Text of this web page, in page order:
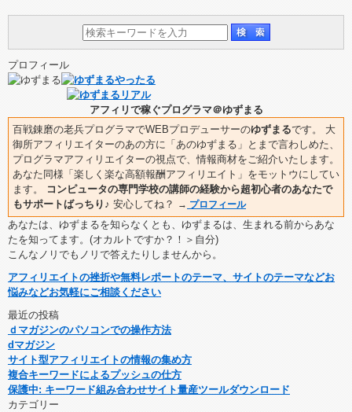
プロフィール
アフィリで稼ぐプログラマ＠ゆずまる
百戦錬磨の老兵プログラマでWEBプロデューサーのゆずまるです。 大
御所アフィリエイターのあの方に「あのゆずまる」とまで言わしめた、
プログラマアフィリエイターの視点で、情報商材をご紹介いたします。
あなた同様「楽しく楽な高額報酬アフィリエイト」をモットウにしてい
ます。
コンピュータの専門学校の講師の経験から超初心者のあなたで
もサポートばっちり♪ 安心してね？ → プロフィール
あなたは、ゆずまるを知らなくとも、ゆずまるは、生まれる前からあな
たを知ってます。(オカルトですか？！＞自分)
こんなノリでもノリで答えたりしませんから。
アフィリエイトの挫折や無料レポートのテーマ、サイトのテーマなどお
悩みなどお気軽にご相談ください
最近の投稿
ｄマガジンのパソコンでの操作方法
dマガジン
サイト型アフィリエイトの情報の集め方
複合キーワードによるプッシュの仕方
保護中: キーワード組み合わせサイト量産ツールダウンロード
カテゴリー